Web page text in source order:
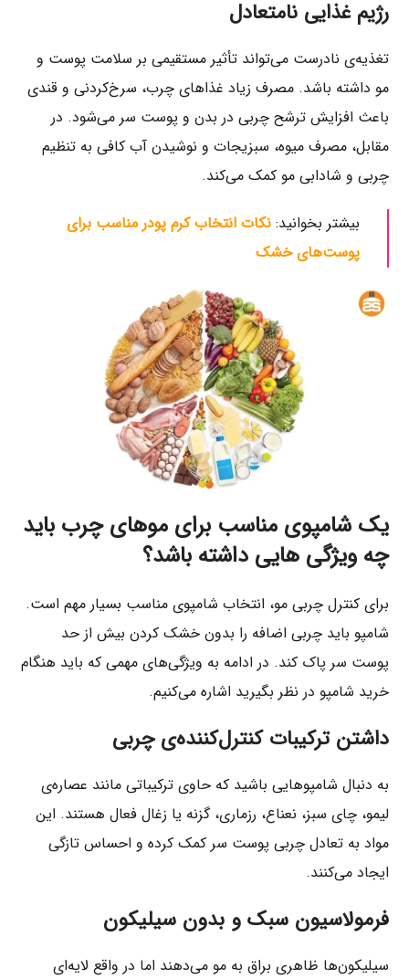
رژیم غذایی نامتعادل
تغذیه‌ی نادرست می‌تواند تأثیر مستقیمی بر سلامت پوست و
مو داشته باشد. مصرف زیاد غذاهای چرب، سرخ‌کردنی و قندی
باعث افزایش ترشح چربی در بدن و پوست سر می‌شود. در
مقابل، مصرف میوه، سبزیجات و نوشیدن آب کافی به تنظیم
چربی و شادابی مو کمک می‌کند.
بیشتر بخوانید:نکات انتخاب کرم پودر مناسب برای
پوست‌های خشک
یک شامپوی مناسب برای موهای چرب باید
چه ویژگی هایی داشته باشد؟
برای کنترل چربی مو، انتخاب شامپوی مناسب بسیار مهم است.
شامپو باید چربی اضافه را بدون خشک کردن بیش از حد
پوست سر پاک کند. در ادامه به ویژگی‌های مهمی که باید هنگام
خرید شامپو در نظر بگیرید اشاره می‌کنیم.
داشتن ترکیبات کنترل‌کننده‌ی چربی
به دنبال شامپوهایی باشید که حاوی ترکیباتی مانند عصاره‌ی
لیمو، چای سبز، نعناع، رزماری، گزنه یا زغال فعال هستند. این
مواد به تعادل چربی پوست سر کمک کرده و احساس تازگی
ایجاد می‌کنند.
فرمولاسیون سبک و بدون سیلیکون
سیلیکون‌ها ظاهری براق به مو می‌دهند اما در واقع لایه‌ای